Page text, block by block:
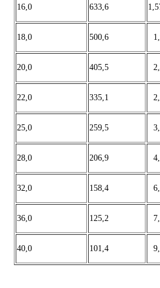
16,0 633,6
18,0 500,6
20,0 405,5
22,0 335,1
25,0 259,5
28,0 206,9
32,0 158,4
36,0 125,2
40,0 101,4